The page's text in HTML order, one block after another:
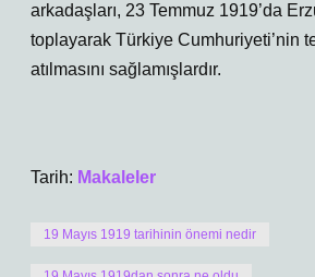
arkadaşları, 23 Temmuz 1919’da
toplayarak Türkiye Cumhuriyeti’nin
atılmasını sağlamışlardır.
Tarih: Makaleler
19 Mayıs 1919 tarihinin önemi nedir